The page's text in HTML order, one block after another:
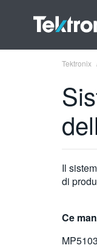
Tektronix
Il
di
Ce